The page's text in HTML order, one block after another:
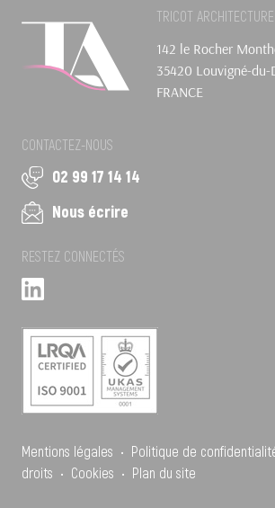
TRICOT ARCHITECTURE
142 le Rocher
35420 Louvigné-du-
FRANCE
CONTACTEZ-NOUS
02 99 17 14 14
Nous écrire
RESTEZ CONNECTÉS
Mentions légales • Politique de
droits • Cookies • Plan du site